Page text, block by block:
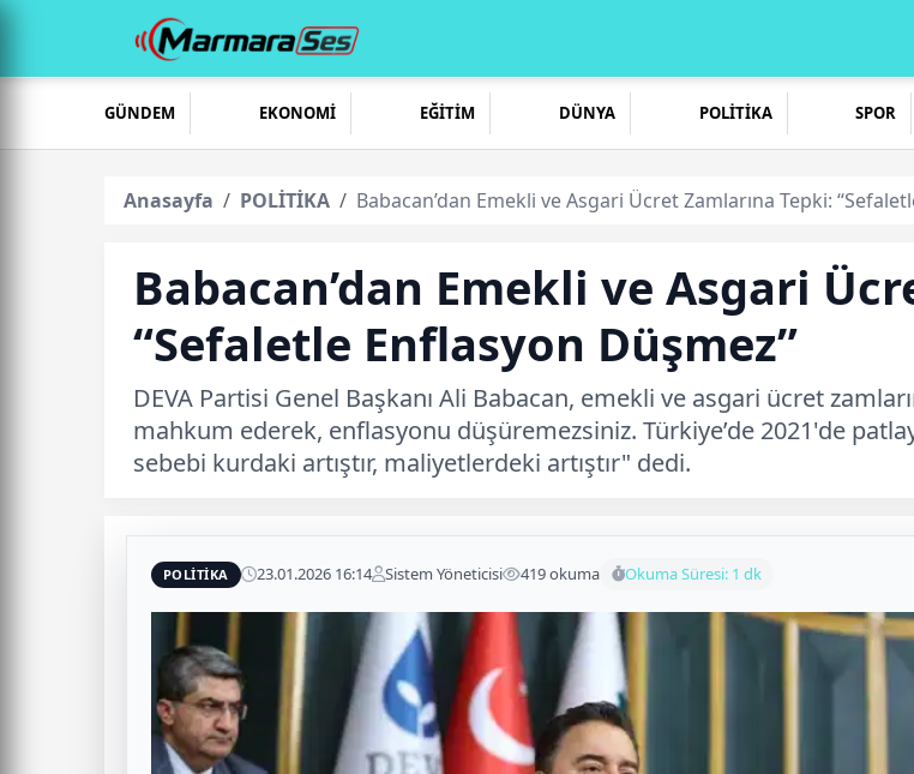
GÜNDEM EKONOMİ EĞİTİM DÜNYA POLİTİKA SPOR
Anasayfa POLİTİKA Babacan’dan Emekli ve Asgari Ücret Zamlarına Tepki:
Babacan’dan Emekli ve Asgari
“Sefaletle Enflasyon Düşmez”
DEVA Partisi Genel Başkanı Ali Babacan, emekli ve asgari ücret
mahkum ederek, enflasyonu düşüremezsiniz. Türkiye’de 2021'de
sebebi kurdaki artıştır, maliyetlerdeki artıştır" dedi.
POLİTİKA 23.01.2026 16:14 Sistem Yöneticisi 419 okuma Okuma Süresi: 1 dk